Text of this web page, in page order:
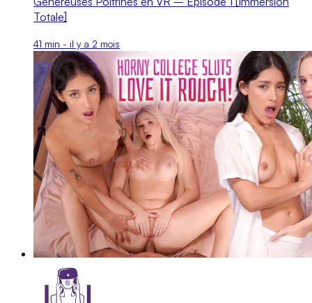
Totale]
41 min - il y a 2 mois